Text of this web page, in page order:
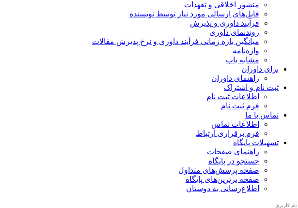
منشور اخلاقی و تعهدات
فایل‌های ارسالی مورد نیاز توسط نویسنده
فرآیند داوری و پذیرش
روندنمای داوری
میانگین بازه زمانی فرآیند داوری و نرخ پذیرش مقالات
واژه‌نامه
مشابه یاب
برای داوران
راهنمای داوران
ثبت نام و اشتراک
اطلاعات ثبت نام
فرم ثبت نام
تماس با ما
اطلاعات تماس
فرم برقراری ارتباط
تسهیلات پایگاه
راهنمای صفحات
جستجو در پایگاه
صفحه پرسش‌های متداول
صفحه برترین‌های پایگاه
اطلاع‌رسانی به دوستان